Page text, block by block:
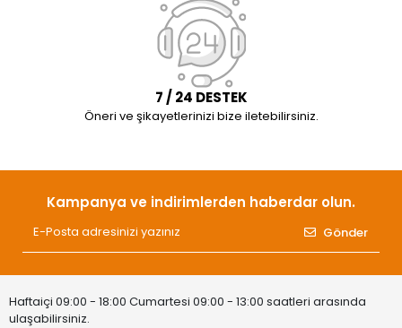
7 / 24 DESTEK
Öneri ve şikayetlerinizi bize iletebilirsiniz.
Kampanya ve indirimlerden haberdar olun.
Gönder
Haftaiçi 09:00 - 18:00 Cumartesi 09:00 - 13:00 saatleri arasında
ulaşabilirsiniz.